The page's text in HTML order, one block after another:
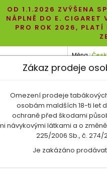
OD 1.1.2026 ZVÝŠENA
NÁPLNĚ DO E.
PRO ROK 2026, PLATÍ
Měna :
+420 608 710 266
Zákaz prodeje
Omezení prodeje
osobám maldších 18-ti let
ochraně před škodami
návykovými látkami a o
225/2006 Sb., č. 274/
Je zakázáno